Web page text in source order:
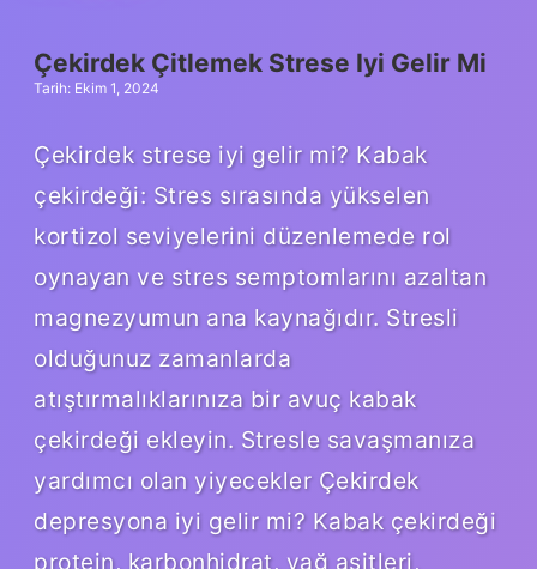
Çekirdek Çitlemek Strese Iyi Gelir Mi
Tarih: Ekim 1, 2024
Çekirdek strese iyi gelir mi? Kabak
çekirdeği: Stres sırasında yükselen
kortizol seviyelerini düzenlemede rol
oynayan ve stres semptomlarını azaltan
magnezyumun ana kaynağıdır. Stresli
olduğunuz zamanlarda
atıştırmalıklarınıza bir avuç kabak
çekirdeği ekleyin. Stresle savaşmanıza
yardımcı olan yiyecekler Çekirdek
depresyona iyi gelir mi? Kabak çekirdeği
protein, karbonhidrat, yağ asitleri,